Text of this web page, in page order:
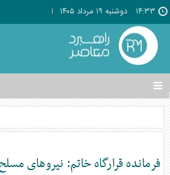
۱۴:۳۳ دوشنبه ۱۹ مرداد ۱۴۰۵
تغییر
وضعیت
منوی
ها
فرمانده قرارگاه خاتم: نیرو‌های